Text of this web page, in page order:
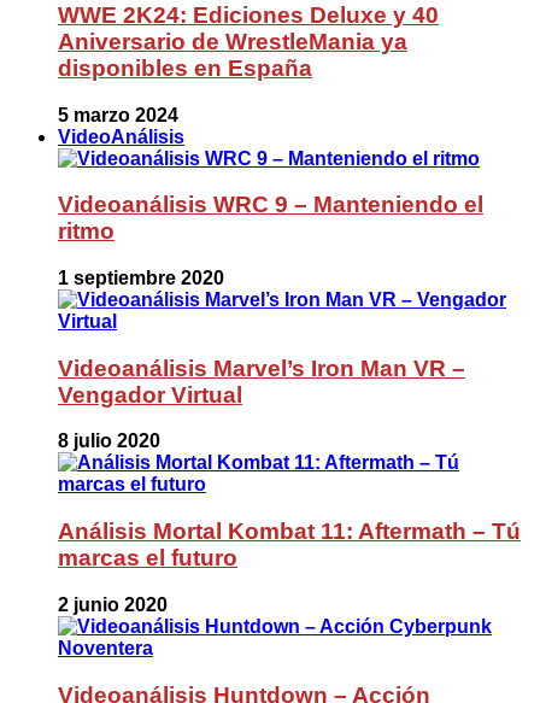
WWE 2K24: Ediciones Deluxe y 40
Aniversario de WrestleMania ya
disponibles en España
5 marzo 2024
VideoAnálisis
Videoanálisis WRC 9 – Manteniendo el
ritmo
1 septiembre 2020
Videoanálisis Marvel’s Iron Man VR –
Vengador Virtual
8 julio 2020
Análisis Mortal Kombat 11: Aftermath – Tú
marcas el futuro
2 junio 2020
Videoanálisis Huntdown – Acción